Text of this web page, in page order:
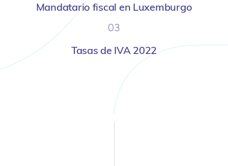
Mandatario fiscal en Luxemburgo
03
Tasas de IVA 2022